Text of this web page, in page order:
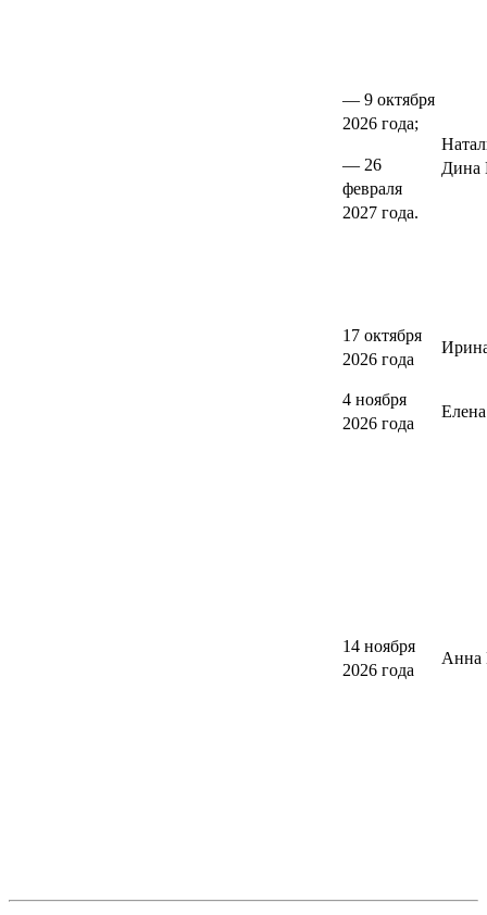
— 9 октября
2026 года;
— 26
февраля
2027 года.
Дина
17 октября
2026 года
4 ноября
2026 года
14 ноября
2026 года
Анна